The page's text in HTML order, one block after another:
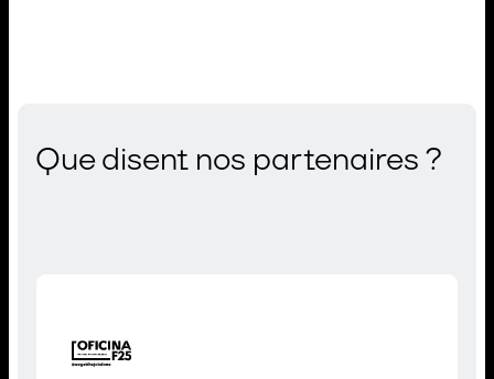
Que disent nos partenaires ?